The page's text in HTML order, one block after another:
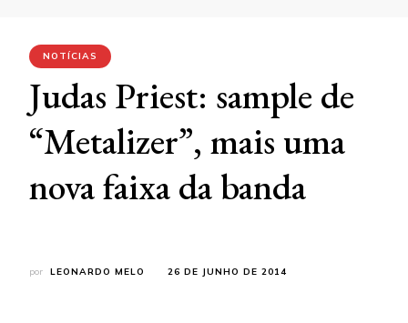
NOTÍCIAS
Judas Priest: sample de
“Metalizer”, mais uma
nova faixa da banda
por LEONARDO MELO 26 DE JUNHO DE 2014